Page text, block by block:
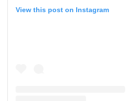
View this post on Instagram